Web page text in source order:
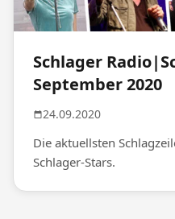
Schlager
September 2020
24.09.2020
Die aktuellsten
Schlager-Stars.